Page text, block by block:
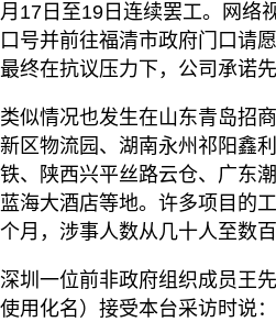
月17日至19日连续罢工。网络
口号并前往福清市政府门口请
最终在抗议压力下，公司承诺
类似情况也发生在山东青岛招
新区物流园、湖南永州祁阳鑫
铁、陕西兴平丝路云仓、广东
蓝海大酒店等地。许多项目的
个月，涉事人数从几十人至数百
深圳一位前非政府组织成员王
使用化名）接受本台采访时说